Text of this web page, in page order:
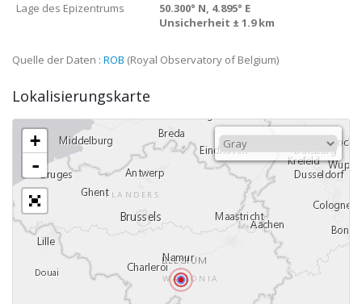
Lage des Epizentrums
50.300° N, 4.895° E
Unsicherheit ± 1.9 km
Quelle der Daten : ROB (Royal Observatory of Belgium)
Lokalisierungskarte
+
-